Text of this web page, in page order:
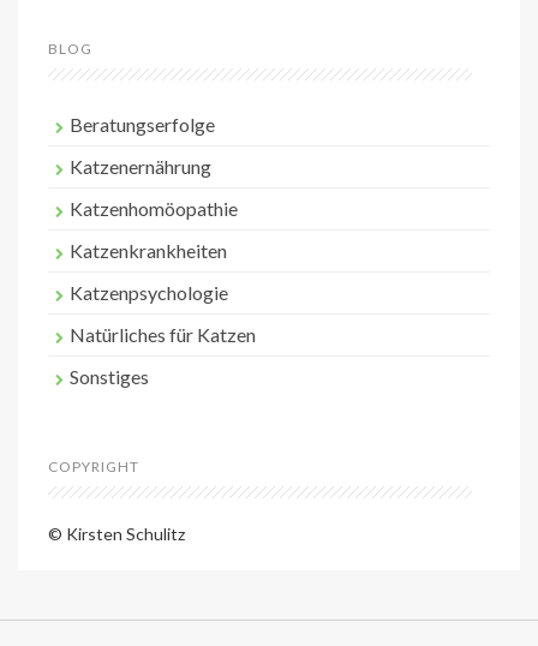
BLOG
Beratungserfolge
Katzenernährung
Katzenhomöopathie
Katzenkrankheiten
Katzenpsychologie
Natürliches für Katzen
Sonstiges
COPYRIGHT
© Kirsten Schulitz